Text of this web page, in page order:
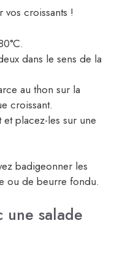
vos croissants !
dans le sens de la
au thon sur la
croissant.
placez-les sur une
badigeonner les
ou de beurre fondu.
une salade